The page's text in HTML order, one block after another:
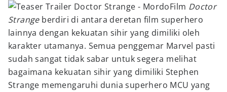
Film Doctor
Strangeberdiri di antara deretan film superhero
lainnya dengan kekuatan sihir yang dimiliki oleh
karakter utamanya. Semua penggemar Marvel pasti
sudah sangat tidak sabar untuk segera melihat
bagaimana kekuatan sihir yang dimiliki Stephen
Strange memengaruhi dunia superhero MCU yang